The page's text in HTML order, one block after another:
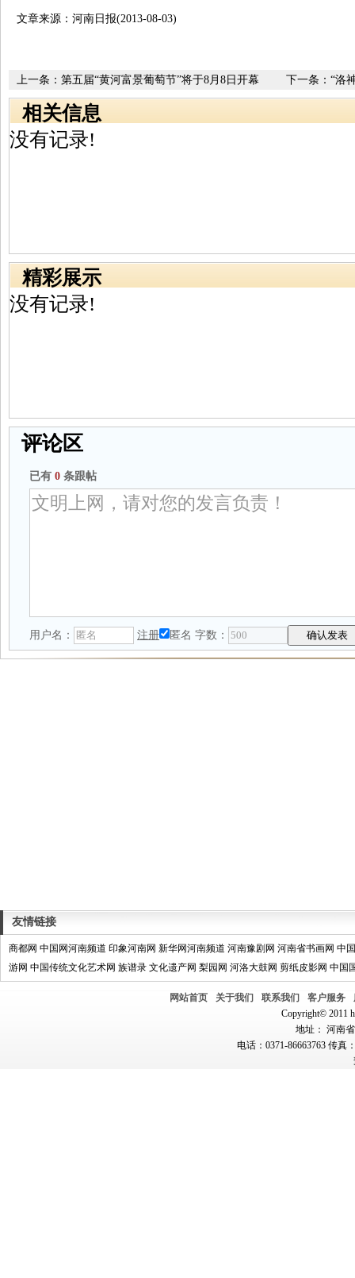
文章来源：河南日报(2013-08-03)
下一条： “洛
出侧记
上一条： 第五届“黄河富景葡萄节”将于8月8日开幕
相关信息
没有记录!
精彩展示
没有记录!
评论区
已有 0 条跟帖
用户名： 注册 匿名 字数：
友情链接
商都网 中国网河南频道 印象河南网 新华网河南频道 河南豫剧网 河南省书画网 中
游网 中国传统文化艺术网 族谱录 文化遗产网 梨园网 河洛大鼓网 剪纸皮影网 中国
网站首页 关于我们 联系我们 客户服务
Copyright© 2011
地址： 河南
电话：0371-86663763 传真